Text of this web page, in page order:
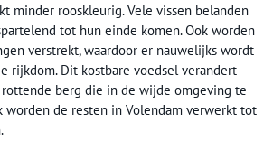
minder rooskleurig. Vele vissen belanden
tot hun einde komen. Ook worden
verstrekt, waardoor er nauwelijks wordt
rijkdom. Dit kostbare voedsel verandert
berg die in de wijde omgeving te
worden de resten in Volendam verwerkt tot